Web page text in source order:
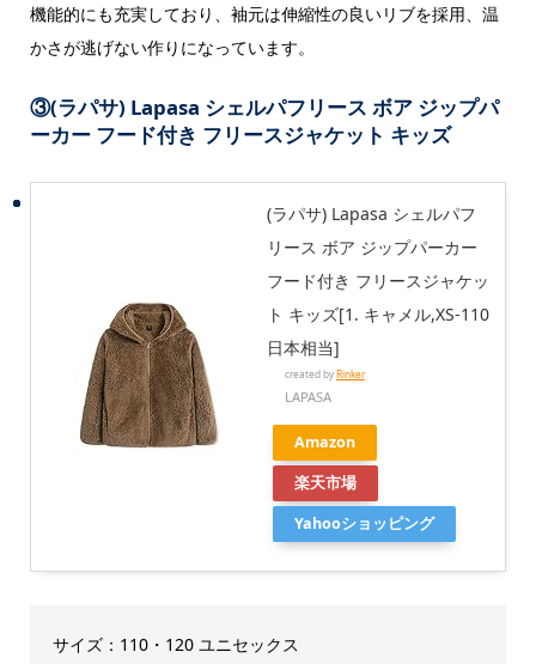
機能的にも充実しており、袖元は伸縮性の良いリブを採用、温
かさが逃げない作りになっています。
③(ラパサ) Lapasa シェルパフリース ボア ジップパ
ーカー フード付き フリースジャケット キッズ
(ラパサ) Lapasa シェルパフ
リース ボア ジップパーカー
フード付き フリースジャケッ
ト キッズ[1. キャメル,XS-110
日本相当]
created byRinker
LAPASA
Amazon
楽天市場
Yahooショッピング
サイズ：110・120 ユニセックス